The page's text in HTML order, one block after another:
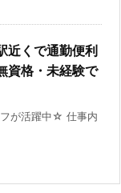
近くで通勤便利
資格・未経験で
が活躍中☆ 仕事内